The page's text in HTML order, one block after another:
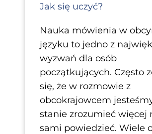
Jak się uczyć?
Nauka mówienia w
języku to jedno z
wyzwań dla osób
początkujących. Często
się, że w rozmowie z
obcokrajowcem
stanie zrozumieć więcej
sami powiedzieć. Wiele